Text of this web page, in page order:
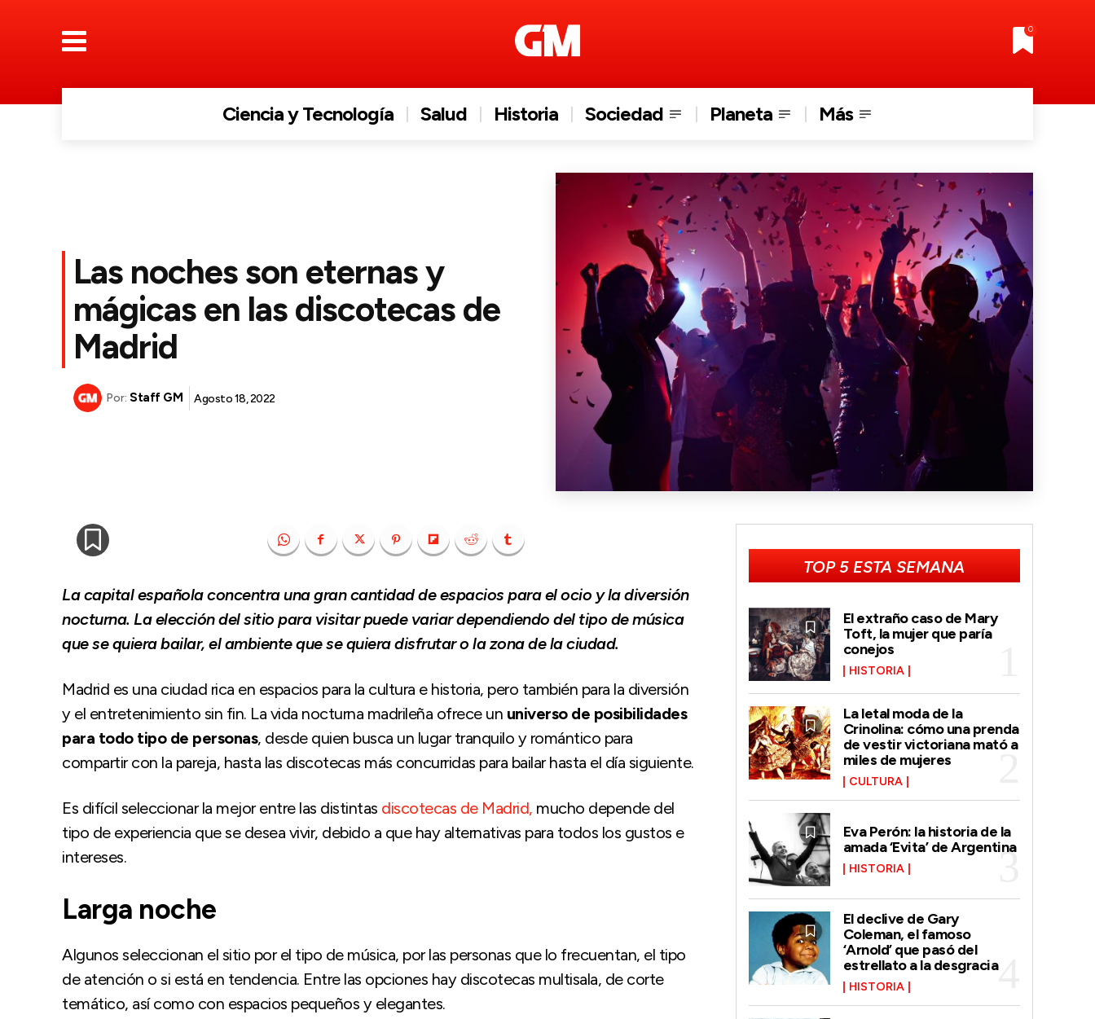
0
Ciencia y Tecnología Salud Historia Sociedad Planeta Más
Las noches son eternas y
mágicas en las discotecas de
Madrid
Por: Staff GM Agosto 18, 2022
La capital española concentra una gran cantidad de espacios para el ocio y la diversión
nocturna. La elección del sitio para visitar puede variar dependiendo del tipo de música
que se quiera bailar, el ambiente que se quiera disfrutar o la zona de la ciudad.
Madrid es una ciudad rica en espacios para la cultura e historia, pero también para la diversión
y el entretenimiento sin fin. La vida nocturna madrileña ofrece un universo de posibilidades
para todo tipo de personas, desde quien busca un lugar tranquilo y romántico para
compartir con la pareja, hasta las discotecas más concurridas para bailar hasta el día siguiente.
Es difícil seleccionar la mejor entre las distintas discotecas de Madrid, mucho depende del
tipo de experiencia que se desea vivir, debido a que hay alternativas para todos los gustos e
intereses.
Larga noche
Algunos seleccionan el sitio por el tipo de música, por las personas que lo frecuentan, el tipo
de atención o si está en tendencia. Entre las opciones hay discotecas multisala, de corte
temático, así como con espacios pequeños y elegantes.
TOP 5 ESTA SEMANA
El extraño caso de Mary
Toft, la mujer que paría
conejos
HISTORIA
La letal moda de la
Crinolina: cómo una prenda
de vestir victoriana mató a
miles de mujeres
CULTURA
Eva Perón: la historia de la
amada ‘Evita’ de Argentina
HISTORIA
El declive de Gary
Coleman, el famoso
‘Arnold’ que pasó del
estrellato a la desgracia
HISTORIA